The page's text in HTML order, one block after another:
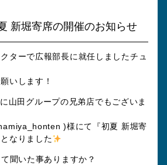
新堀寄席の開催のお知らせ
ターで広報部長に就任しましたチュ
いします！
山田グループの兄弟店でもございま
)様にて『初夏 新堀寄
なりました
聞いた事ありますか？